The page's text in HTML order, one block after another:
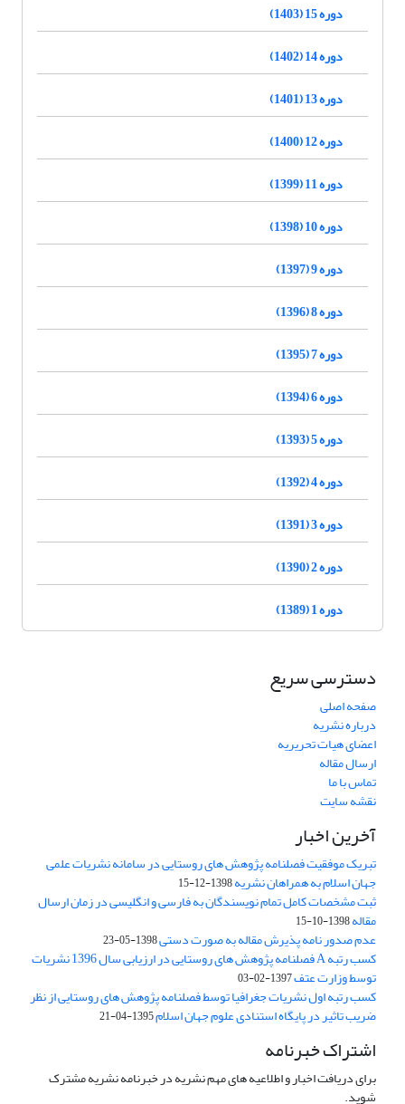
دوره 15 (1403)
دوره 14 (1402)
دوره 13 (1401)
دوره 12 (1400)
دوره 11 (1399)
دوره 10 (1398)
دوره 9 (1397)
دوره 8 (1396)
دوره 7 (1395)
دوره 6 (1394)
دوره 5 (1393)
دوره 4 (1392)
دوره 3 (1391)
دوره 2 (1390)
دوره 1 (1389)
دسترسی سریع
صفحه اصلی
درباره نشریه
اعضای هیات تحریریه
ارسال مقاله
تماس با ما
نقشه سایت
آخرین اخبار
تبریک موفقیت فصلنامه پژوهش های روستایی در سامانه نشریات علمی
جهان اسلام به همراهان نشریه1398-12-15
ثبت مشخصات کامل تمام نویسندگان به فارسی و انگلیسی در زمان ارسال
مقاله1398-10-15
عدم صدور نامه پذیرش مقاله به صورت دستی1398-05-23
کسب رتبه A فصلنامه پژوهش های روستایی در ارزیابی سال 1396 نشریات
توسط وزارت عتف1397-02-03
کسب رتبه اول نشریات جغرافیا توسط فصلنامه پژوهش های روستایی از نظر
ضریب تاثیر در پایگاه استنادی علوم جهان اسلام1395-04-21
اشتراک خبرنامه
برای دریافت اخبار و اطلاعیه های مهم نشریه در خبرنامه نشریه مشترک
شوید.